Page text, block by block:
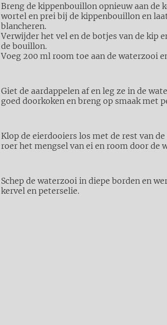
Breng de kippenbouillon opnieuw aan de
wortel en prei bij de kippenbouillon en
blancheren.
Verwijder het vel en de botjes van de kip
de bouillon.
Voeg 200 ml room toe aan de waterzooi
Giet de aardappelen af en leg ze in de
goed doorkoken en breng op smaak met
Klop de eierdooiers los met de rest van
roer het mengsel van ei en room door de
Schep de waterzooi in diepe borden en
kervelen peterselie.